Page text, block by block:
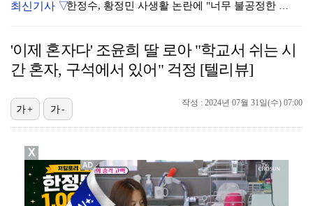
한정수, 황정민 사생활 논란에 "너무 불공정한 게임"
[ST포토] 서교림, 목표지점까지 정확하게
[ST포토] 김민별, 장타로 가자
[ST포토] 김리안, 1번홀 출발
최신기사 ▽
'이제 혼자다' 조윤희 딸 로아 "학교서 쉬는 시
간 혼자, 구석에서 있어" 걱정 [텔리뷰]
작성 : 2024년 07월 31일(수) 07:00
가+ 가-
X